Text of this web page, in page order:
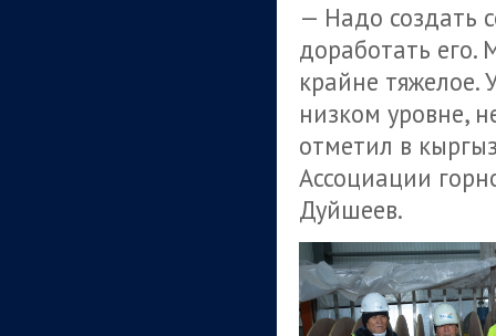
— Надо создать
доработать
крайне тяжелое.
низком уровне,
отметил в
Ассоциации
Дуйшеев.